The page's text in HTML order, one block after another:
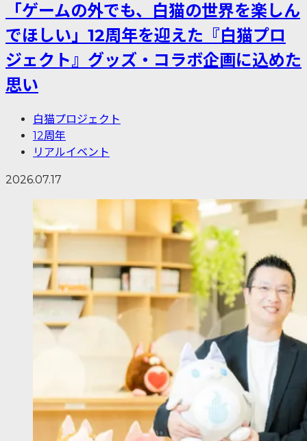
「ゲームの外でも、白猫の世界を楽しん
でほしい」12周年を迎えた『白猫プロ
ジェクト』グッズ・コラボ企画に込めた
思い
白猫プロジェクト
12周年
リアルイベント
2026.07.17